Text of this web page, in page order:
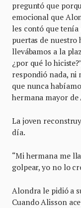
preguntó que
emocional que
les contó que tenía
puertas de nuestro
llevábamos a la
¿por qué lo
respondió nada, ni
que nunca
hermana mayor
La joven
día.
“Mi hermana me
golpear, yo no lo
Alondra le pidió a
Cuando Alisson